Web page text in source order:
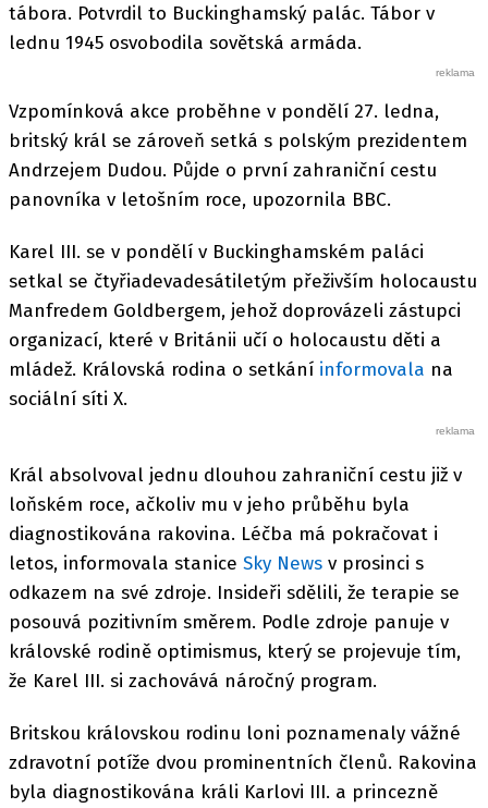
tábora. Potvrdil to Buckinghamský palác. Tábor v
lednu 1945 osvobodila sovětská armáda.
Vzpomínková akce proběhne v pondělí 27. ledna,
britský král se zároveň setká s polským prezidentem
Andrzejem Dudou. Půjde o první zahraniční cestu
panovníka v letošním roce, upozornila BBC.
Karel III. se v pondělí v Buckinghamském paláci
setkal se čtyřiadevadesátiletým přeživším holocaustu
Manfredem Goldbergem, jehož doprovázeli zástupci
organizací, které v Británii učí o holocaustu děti a
mládež. Královská rodina o setkání informovala na
sociální síti X.
Král absolvoval jednu dlouhou zahraniční cestu již v
loňském roce, ačkoliv mu v jeho průběhu byla
diagnostikována rakovina. Léčba má pokračovat i
letos, informovala stanice Sky News v prosinci s
odkazem na své zdroje. Insideři sdělili, že terapie se
posouvá pozitivním směrem. Podle zdroje panuje v
královské rodině optimismus, který se projevuje tím,
že Karel III. si zachovává náročný program.
Britskou královskou rodinu loni poznamenaly vážné
zdravotní potíže dvou prominentních členů. Rakovina
byla diagnostikována králi Karlovi III. a princezně